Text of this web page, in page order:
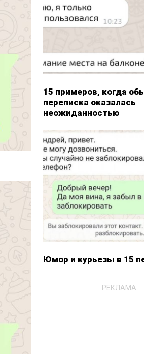
15 примеров, когда
переписка оказалась
неожиданностью
Юмор и курьезы в 15
РЕКЛАМА